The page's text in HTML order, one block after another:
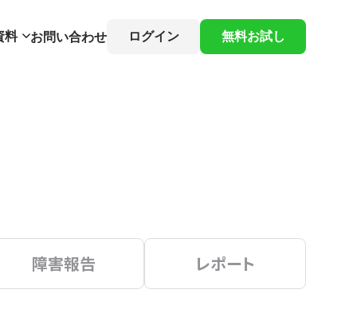
料 お問い合わせ ログイン 無料お試し
障害報告 レポート